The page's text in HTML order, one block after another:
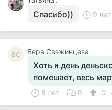
Спасибо)) 9 лет
ВС Вера Свежинцева
Хоть и день
помешает, весь
8 лет 0 0